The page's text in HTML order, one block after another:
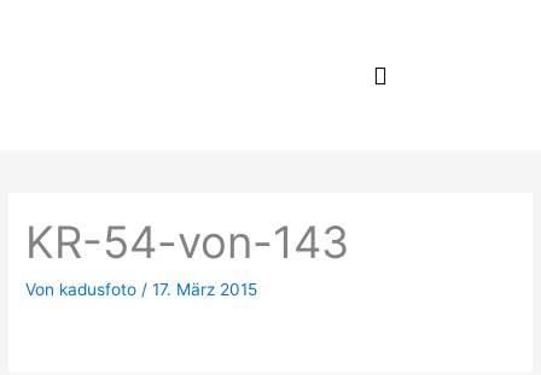
KR-54-von-143
Von kadusfoto /17. März 2015